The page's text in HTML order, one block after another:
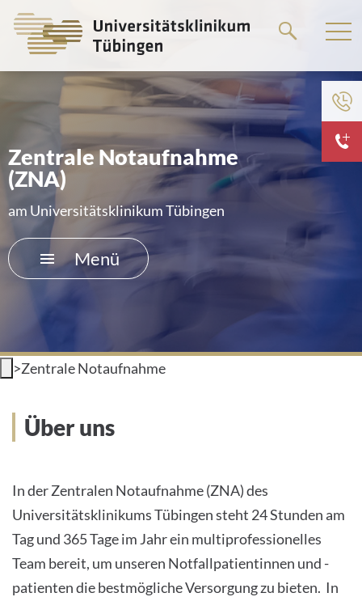
zum
Zentrale Notaufnahme
(ZNA)
am Universitätsklinikum Tübingen
Menü
Zum Menü der Einrichtung
DAS KLINIKUM
PATIENTEN &AMP; BESUCHER
MEDIZINISCHE FAKULTÄT
PRESSE
Deutsch
>Zentrale Notaufnahme
Über uns
In der Zentralen Notaufnahme (ZNA) des
Universitätsklinikums Tübingen steht 24 Stunden am
Tag und 365 Tage im Jahr ein multiprofessionelles
Team bereit, um unseren Notfallpatientinnen und -
patienten die bestmögliche Versorgung zu bieten. In